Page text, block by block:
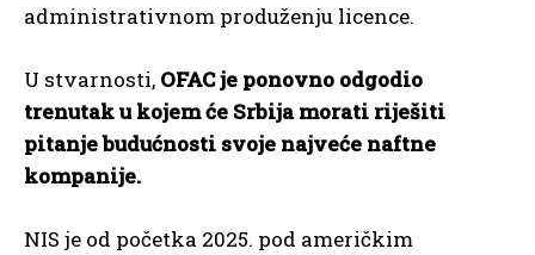
administrativnom produženju licence.
U stvarnosti, OFAC je ponovno odgodio
trenutak u kojem će Srbija morati riješiti
pitanje budućnosti svoje najveće naftne
kompanije.
NIS je od početka 2025. pod američkim